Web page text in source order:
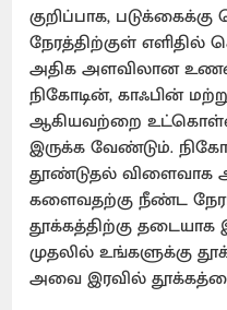
குறிப்பாக,
நேரத்திற்குள் எளிதில்
அதிக அளவிலான
நிகோடின், காஃபின்
ஆகியவற்றை
இருக்க வேண்டும்.
தூண்டுதல் விளைவாக
களைவதற்கு நீண்ட
தூக்கத்திற்கு தடையாக
முதலில் உங்களுக்கு
அவை இரவில்